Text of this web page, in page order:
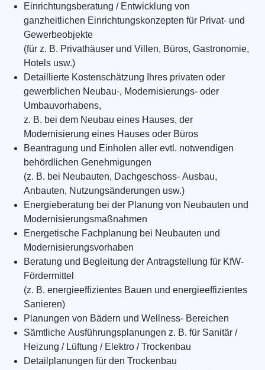
Einrichtungsberatung / Entwicklung von
ganzheitlichen Einrichtungskonzepten für Privat- und
Gewerbeobjekte
(für z. B. Privathäuser und Villen, Büros, Gastronomie,
Hotels usw.)
Detaillierte Kostenschätzung Ihres privaten oder
gewerblichen Neubau-, Modernisierungs- oder
Umbauvorhabens,
z. B. bei dem Neubau eines Hauses, der
Modernisierung eines Hauses oder Büros
Beantragung und Einholen aller evtl. notwendigen
behördlichen Genehmigungen
(z. B. bei Neubauten, Dachgeschoss- Ausbau,
Anbauten, Nutzungsänderungen usw.)
Energieberatung bei der Planung von Neubauten und
Modernisierungsmaßnahmen
Energetische Fachplanung bei Neubauten und
Modernisierungsvorhaben
Beratung und Begleitung der Antragstellung für KfW-
Fördermittel
(z. B. energieeffizientes Bauen und energieeffizientes
Sanieren)
Planungen von Bädern und Wellness- Bereichen
Sämtliche Ausführungsplanungen z. B. für Sanitär /
Heizung / Lüftung / Elektro / Trockenbau
Detailplanungen für den Trockenbau